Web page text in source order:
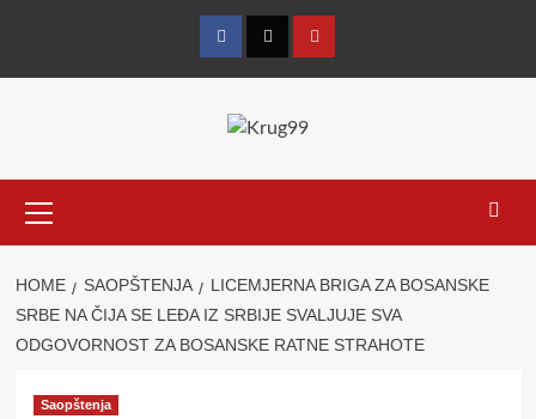
FacebookTwitterYouTube
Menu
HOME SAOPŠTENJA
LICEMJERNA BRIGA ZA BOSANSKE
SRBE NA ČIJA SE LEĐA IZ SRBIJE SVALJUJE SVA
ODGOVORNOST ZA BOSANSKE RATNE STRAHOTE
Saopštenja